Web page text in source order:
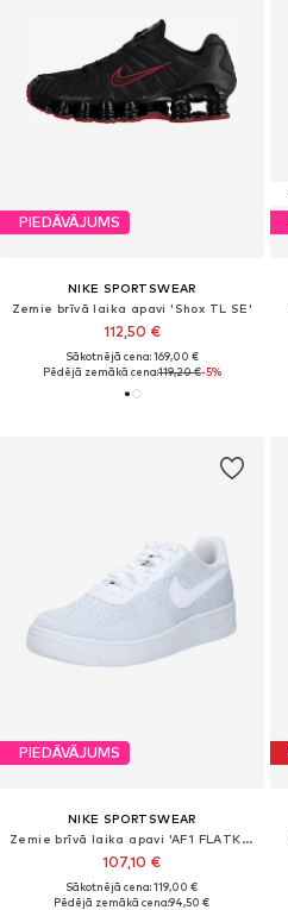
PIEDĀVĀJUMS
NIKE SPORTSWEAR
Zemie brīvā laika apavi 'Shox TL SE'
112,50 €
Sākotnējā cena: 169,00 €
Pēdējā zemākā cena:119,20 €-5%
PIEDĀVĀJUMS
NIKE SPORTSWEAR
Zemie brīvā laika apavi 'AF1 FLATKNIT'
107,10 €
Sākotnējā cena: 119,00 €
Pēdējā zemākā cena:94,50 €